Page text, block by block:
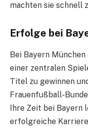
machten sie schnell
Erfolge bei
Bei Bayern
einer zentralen
Titel zu gewinnen
Frauenfußball-
Ihre Zeit bei Bayern
erfolgreiche